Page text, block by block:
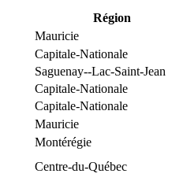
Région
Mauricie
Capitale-Nationale
Saguenay--Lac-Saint-Jean
Capitale-Nationale
Capitale-Nationale
Mauricie
Montérégie
Centre-du-Québec